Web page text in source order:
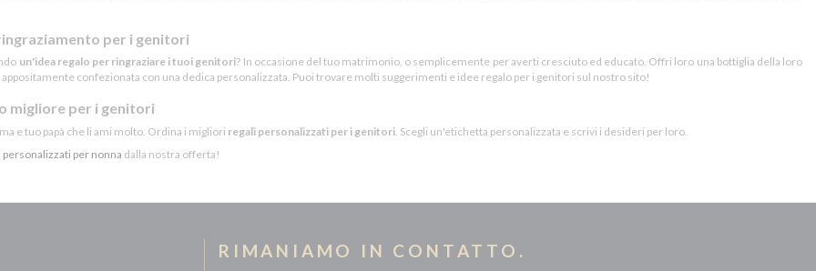
per i genitori
un'idea regalo per ringraziare i tuoi genitori? In occasione del tuo matrimonio, o semplicemente per averti cresciuto ed educato. Offri loro una bottiglia della loro
confezionata con una dedica personalizzata. Puoi trovare molti suggerimenti e idee regalo per i genitori sul nostro sito!
migliore per i genitori
e tuo papà che li ami molto. Ordina i migliori regali personalizzati per i genitori . Scegli un'etichetta personalizzata e scrivi i desideri per loro.
personalizzati per nonna dalla nostra offerta!
RIMANIAMO IN CONTATTO.